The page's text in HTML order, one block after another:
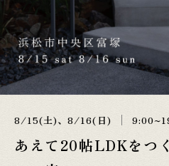
8/15(土)、8/16(日)
あえて20帖LDKをつ